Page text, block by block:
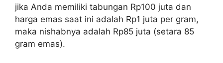
jika Anda memiliki tabungan Rp100 juta dan
harga emas saat ini adalah Rp1 juta per gram,
maka nishabnya adalah Rp85 juta (setara 85
gram emas).